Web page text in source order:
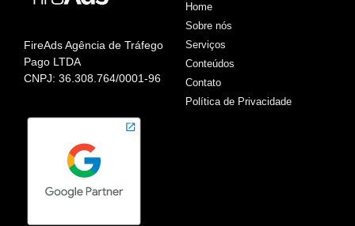
FireAds Agência de Tráfego
Pago LTDA
CNPJ: 36.308.764/0001-96
Home
Sobre nós
Serviços
Conteúdos
Contato
Política de Privacidade